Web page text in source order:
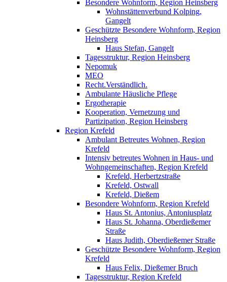
Besondere Wohnform, Region Heinsberg
Wohnstättenverbund Kolping,
Gangelt
Geschützte Besondere Wohnform, Region
Heinsberg
Haus Stefan, Gangelt
Tagesstruktur, Region Heinsberg
Nepomuk
MEO
Recht.Verständlich.
Ambulante Häusliche Pflege
Ergotherapie
Kooperation, Vernetzung und
Partizipation, Region Heinsberg
Region Krefeld
Ambulant Betreutes Wohnen, Region
Krefeld
Intensiv betreutes Wohnen in Haus- und
Wohngemeinschaften, Region Krefeld
Krefeld, Herbertzstraße
Krefeld, Ostwall
Krefeld, Dießem
Besondere Wohnform, Region Krefeld
Haus St. Antonius, Antoniusplatz
Haus St. Johanna, Oberdießemer
Straße
Haus Judith, Oberdießemer Straße
Geschützte Besondere Wohnform, Region
Krefeld
Haus Felix, Dießemer Bruch
Tagesstruktur, Region Krefeld